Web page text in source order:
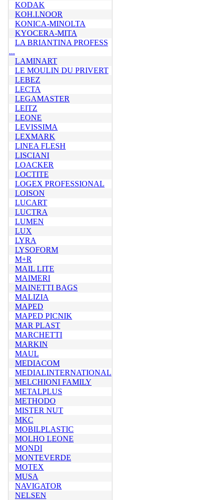
KODAK
KOH.I.NOOR
KONICA-MINOLTA
KYOCERA-MITA
LA BRIANTINA PROFESS
...
LAMINART
LE MOULIN DU PRIVERT
LEBEZ
LECTA
LEGAMASTER
LEITZ
LEONE
LEVISSIMA
LEXMARK
LINEA FLESH
LISCIANI
LOACKER
LOCTITE
LOGEX PROFESSIONAL
LOISON
LUCART
LUCTRA
LUMEN
LUX
LYRA
LYSOFORM
M+R
MAIL LITE
MAIMERI
MAINETTI BAGS
MALIZIA
MAPED
MAPED PICNIK
MAR PLAST
MARCHETTI
MARKIN
MAUL
MEDIACOM
MEDIALINTERNATIONAL
MELCHIONI FAMILY
METALPLUS
METHODO
MISTER NUT
MKC
MOBILPLASTIC
MOLHO LEONE
MONDI
MONTEVERDE
MOTEX
MUSA
NAVIGATOR
NELSEN